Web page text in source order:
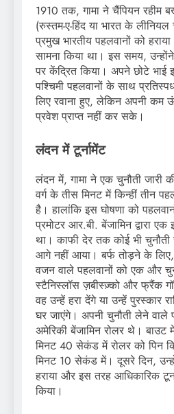
1910 तक, गामा ने चैंपियन रहीम
(रुस्तम-ए-हिंद या भारत के
प्रमुख भारतीय पहलवानों को
सामना किया था। इस समय,
पर केंद्रित किया। अपने छोटे भाई
पश्चिमी पहलवानों के साथ
लिए रवाना हुए, लेकिन अपनी कम
प्रवेश प्राप्त नहीं कर सके।
लंदन में टूर्नामेंट
लंदन में, गामा ने एक चुनौती जारी
वर्ग के तीस मिनट में किन्हीं तीन
है। हालांकि इस घोषणा को
प्रमोटर आर.बी. बेंजामिन द्वारा
था। काफी देर तक कोई भी
आगे नहीं आया। बर्फ तोड़ने के लिए,
वजन वाले पहलवानों को एक और
स्टैनिस्लॉस ज़बीस्ज़्को और फ्रैंक
वह उन्हें हरा देंगे या उन्हें पुरस्कार
घर जाएंगे। अपनी चुनौती लेने
अमेरिकी बेंजामिन रोलर थे। बाउट
मिनट 40 सेकंड में रोलर को पिन
मिनट 10 सेकंड में। दूसरे दिन,
हराया और इस तरह आधिकारिक
किया।